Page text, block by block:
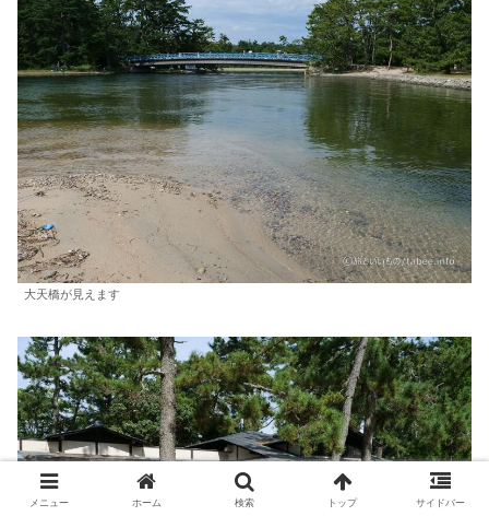
大天橋が見えます
メニュー ホーム 検索 トップ サイドバー